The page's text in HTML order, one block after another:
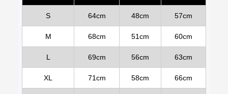
S 64cm 48cm 57cm
M 68cm 51cm 60cm
L 69cm 56cm 63cm
XL 71cm 58cm 66cm